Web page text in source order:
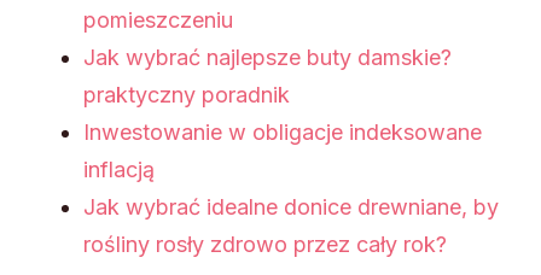
pomieszczeniu
Jak wybrać najlepsze buty damskie?
praktyczny poradnik
Inwestowanie w obligacje indeksowane
inflacją
Jak wybrać idealne donice drewniane, by
rośliny rosły zdrowo przez cały rok?